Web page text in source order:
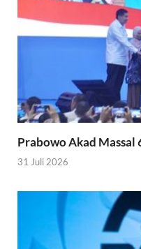
Prabowo Akad Massal
31 Juli 2026